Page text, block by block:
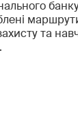
та